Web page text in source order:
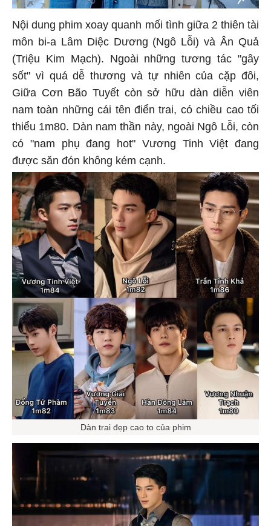
Nội dung phim xoay quanh mối tình giữa 2 thiên tài
môn bi-a Lâm Diệc Dương (Ngô Lỗi) và Ân Quả
(Triệu Kim Mạch). Ngoài những tương tác "gây
sốt" vì quá dễ thương và tự nhiên của cặp đôi,
Giữa Cơn Bão Tuyết còn sở hữu dàn diễn viên
nam toàn những cái tên điển trai, có chiều cao tối
thiểu 1m80. Dàn nam thần này, ngoài Ngô Lỗi, còn
có "nam phụ đang hot" Vương Tinh Việt đang
được săn đón không kém cạnh.
Dàn trai đẹp cao to của phim